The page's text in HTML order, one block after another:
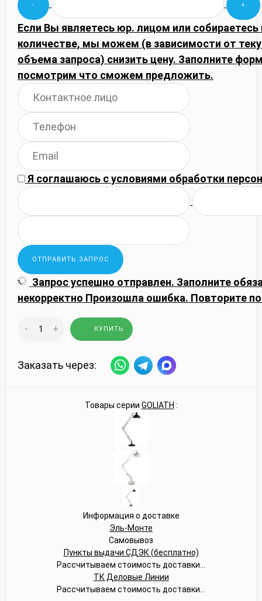
Если Вы являетесь юр. лицом или
количестве, мы можем (в зависимости от
объема запроса) снизить цену. Заполните
посмотрим что сможем предложить.
Я соглашаюсь сусловиями обработки
Запрос успешно отправлен. Заполните
некорректно Произошла ошибка. Повторите
- + КУПИТЬ
Заказать через:
Товары серии GOLIATH :
Информация о доставке
Эль-Монте
Самовывоз
Пункты выдачи СДЭК (бесплатно)
Рассчитываем стоимость доставки...
ТК Деловые Линии
Рассчитываем стоимость доставки...